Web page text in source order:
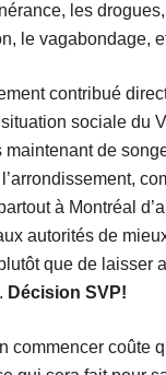
les
le vagabondage,
contribué
situation sociale du
maintenant de
à Montréal
autorités de
que de laisser
Décision SVP!
commencer coûte